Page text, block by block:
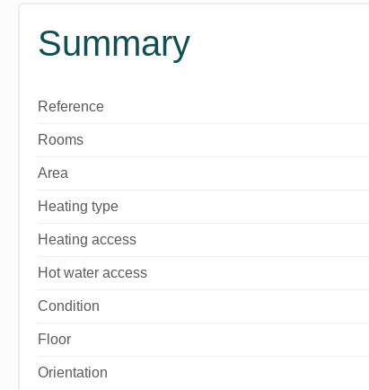
Summary
Reference
Rooms
Area
Heating type
Heating access
Hot water access
Condition
Floor
Orientation